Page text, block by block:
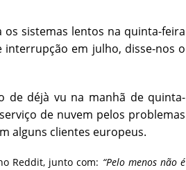
os sistemas lentos na quinta-feira
em julho, disse-nos o
de déjà vu na manhã de quinta-
de nuvem pelos problemas
alguns clientes europeus.
Reddit, junto com: “Pelo menos não é